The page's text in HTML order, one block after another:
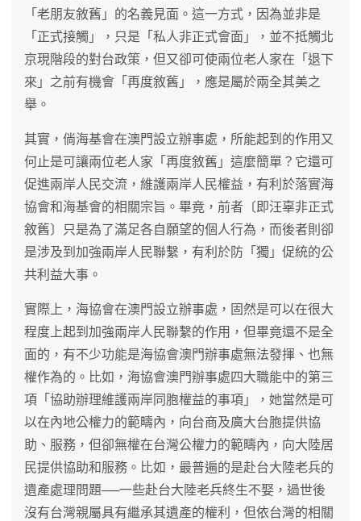
「老朋友敘舊」的名義見面。這一方式，因為並非是
「正式接觸」，只是「私人非正式會面」，並不抵觸北
京現階段的對台政策，但又卻可使兩位老人家在「退下
來」之前有機會「再度敘舊」，應是屬於兩全其美之
舉。
其實，倘海基會在澳門設立辦事處，所能起到的作用又
何止是可讓兩位老人家「再度敘舊」這麼簡單？它還可
促進兩岸人民交流，維護兩岸人民權益，有利於落實海
協會和海基會的相關宗旨。畢竟，前者〔即汪辜非正式
敘舊〕只是為了滿足各自願望的個人行為，而後者則卻
是涉及到加強兩岸人民聯繫，有利於防「獨」促統的公
共利益大事。
實際上，海協會在澳門設立辦事處，固然是可以在很大
程度上起到加強兩岸人民聯繫的作用，但畢竟還不是全
面的，有不少功能是海協會澳門辦事處無法發揮、也無
權作為的。比如，海協會澳門辦事處四大職能中的第三
項「協助辦理維護兩岸同胞權益的事項」，她當然是可
以在內地公權力的範疇內，向台商及廣大台胞提供協
助、服務，但卻無權在台灣公權力的範疇內，向大陸居
民提供協助和服務。比如，最普遍的是赴台大陸老兵的
遺產處理問題──一些赴台大陸老兵終生不娶，過世後
沒有台灣親屬具有繼承其遺產的權利，但依台灣的相關